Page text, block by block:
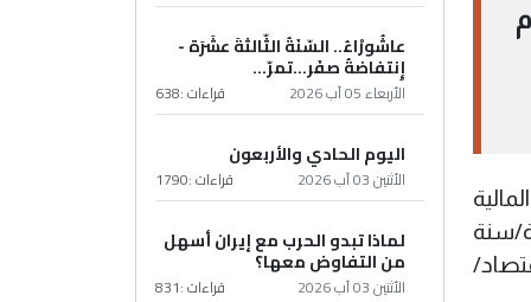
المالية
سنة
عاشُورْاءُ.. السّنَةُ الثّالثةَ عشَرَة -
إِنتفاضةُ صفَر…تمرّ...
الأربعاء 05 آب 2026 قراءات :638
اليوم الحادي والأربعون
الأثنين 03 آب 2026 قراءات :1790
لماذا تبدو الحرب مع إيران أسهل
من التفاوض معها؟
الأثنين 03 آب 2026 قراءات :831